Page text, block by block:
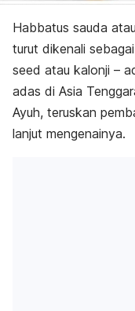
Habbatus sauda
turut dikenali
seed atau kalonji –
adas di Asia
Ayuh, teruskan
lanjut mengenainya.